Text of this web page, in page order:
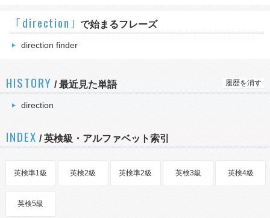
｢direction｣ で始まるフレーズ
direction finder
HISTORY /最近見た単語 履歴を消す
direction
INDEX / 英検級・アルファベット索引
英検準1級 英検2級 英検準2級 英検3級 英検4級
英検5級